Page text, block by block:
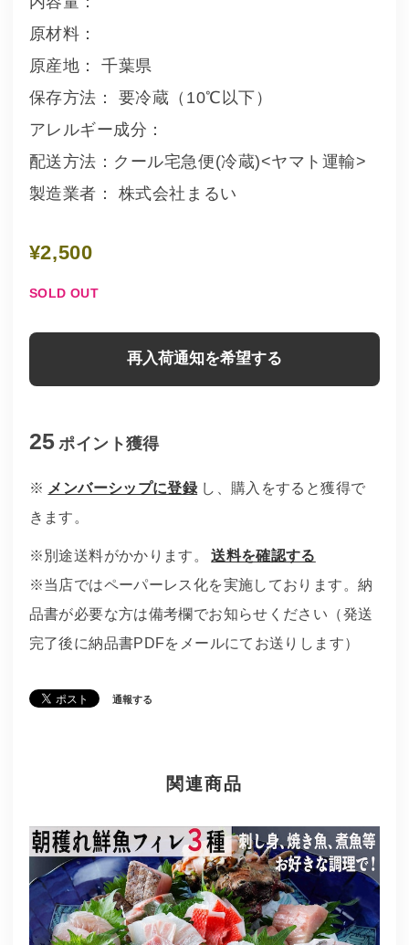
原材料：
原産地： 千葉県
保存方法： 要冷蔵（10℃以下）
アレルギー成分：
配送方法：クール宅急便(冷蔵)<ヤマト運輸>
製造業者： 株式会社まるい
¥2,500
SOLD OUT
再入荷通知を希望する
25 ポイント獲得
※ メンバーシップに登録 し、購入をすると獲得で
きます。
※別途送料がかかります。
送料を確認する
※当店ではペーパーレス化を実施しております。納
品書が必要な方は備考欄でお知らせください（発送
完了後に納品書PDFをメールにてお送りします）
通報する
関連商品